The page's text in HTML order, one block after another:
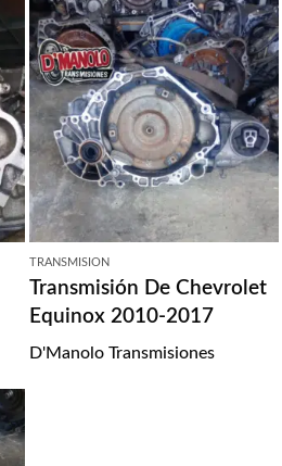
TRANSMISION
Transmisión De Chevrolet
Equinox 2010-2017
D'Manolo Transmisiones